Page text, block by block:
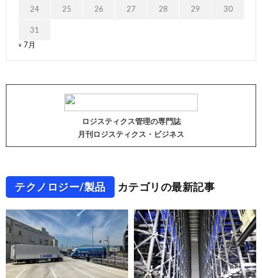
24 25 26 27 28 29 30
31
« 7月
ロジスティクス管理の専門誌
月刊ロジスティクス・ビジネス
テクノロジー/製品 カテゴリの最新記事